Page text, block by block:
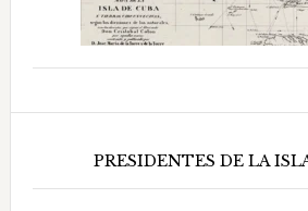
PRESIDENTES DE LA